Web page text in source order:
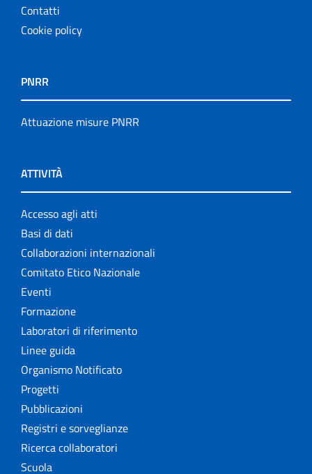
Contatti
Cookie policy
PNRR
Attuazione misure PNRR
ATTIVITÀ
Accesso agli atti
Basi di dati
Collaborazioni internazionali
Comitato Etico Nazionale
Eventi
Formazione
Laboratori di riferimento
Linee guida
Organismo Notificato
Progetti
Pubblicazioni
Registri e sorveglianze
Ricerca collaboratori
Scuola